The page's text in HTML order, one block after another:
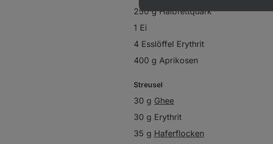
250 g Halbfettquark
1 Ei
4 Esslöffel Erythrit
400 g Aprikosen
Streusel
30 g Ghee
30 g Erythrit
35 g Haferflocken